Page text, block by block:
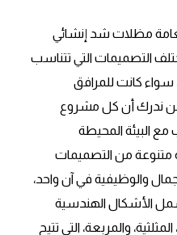
مظلات شد إنشائي
التصميمات التي تتناسب
سواء كانت للمرافق
نحن ندرك أن كل مشروع
البيئة المحيطة
متنوعة من التصميمات
والوظيفية في آن واحد،
الأشكال الهندسية
والمربعة، التي تتيح